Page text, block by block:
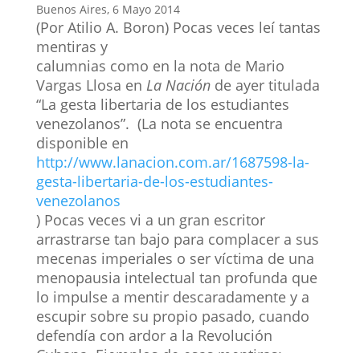
Buenos Aires, 6 Mayo 2014
(Por Atilio A. Boron) Pocas veces leí tantas
mentiras y
calumnias como en la nota de Mario
Vargas Llosa en La Naciónde ayer titulada
“La gesta libertaria de los estudiantes
venezolanos”. (La nota se encuentra
disponible en
http://www.lanacion.com.ar/1687598-la-
gesta-libertaria-de-los-estudiantes-
venezolanos
) Pocas veces vi a un gran escritor
arrastrarse tan bajo para complacer a sus
mecenas imperiales o ser víctima de una
menopausia intelectual tan profunda que
lo impulse a mentir descaradamente y a
escupir sobre su propio pasado, cuando
defendía con ardor a la Revolución